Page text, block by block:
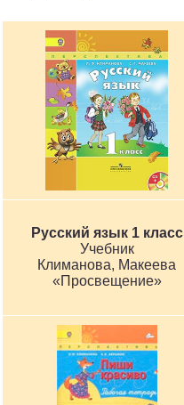
Русский язык 1 класс
Учебник
Климанова, Макеева
«Просвещение»